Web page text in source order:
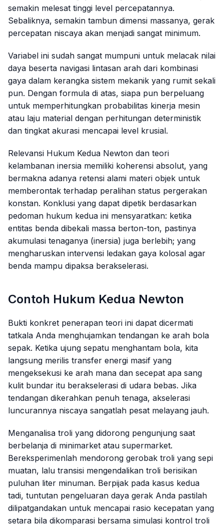
semakin melesat tinggi level percepatannya.
Sebaliknya, semakin tambun dimensi massanya, gerak
percepatan niscaya akan menjadi sangat minimum.
Variabel ini sudah sangat mumpuni untuk melacak nilai
daya beserta navigasi lintasan arah dari kombinasi
gaya dalam kerangka sistem mekanik yang rumit sekali
pun. Dengan formula di atas, siapa pun berpeluang
untuk memperhitungkan probabilitas kinerja mesin
atau laju material dengan perhitungan deterministik
dan tingkat akurasi mencapai level krusial.
Relevansi Hukum Kedua Newton dan teori
kelambanan inersia memiliki koherensi absolut, yang
bermakna adanya retensi alami materi objek untuk
memberontak terhadap peralihan status pergerakan
konstan. Konklusi yang dapat dipetik berdasarkan
pedoman hukum kedua ini mensyaratkan: ketika
entitas benda dibekali massa berton-ton, pastinya
akumulasi tenaganya (inersia) juga berlebih; yang
mengharuskan intervensi ledakan gaya kolosal agar
benda mampu dipaksa berakselerasi.
Contoh Hukum Kedua Newton
Bukti konkret penerapan teori ini dapat dicermati
tatkala Anda menghujamkan tendangan ke arah bola
sepak. Ketika ujung sepatu menghantam bola, kita
langsung merilis transfer energi masif yang
mengeksekusi ke arah mana dan secepat apa sang
kulit bundar itu berakselerasi di udara bebas. Jika
tendangan dikerahkan penuh tenaga, akselerasi
luncurannya niscaya sangatlah pesat melayang jauh.
Menganalisa troli yang didorong pengunjung saat
berbelanja di minimarket atau supermarket.
Bereksperimenlah mendorong gerobak troli yang sepi
muatan, lalu transisi mengendalikan troli berisikan
puluhan liter minuman. Berpijak pada kasus kedua
tadi, tuntutan pengeluaran daya gerak Anda pastilah
dilipatgandakan untuk mencapai rasio kecepatan yang
setara bila dikomparasi bersama simulasi kontrol troli